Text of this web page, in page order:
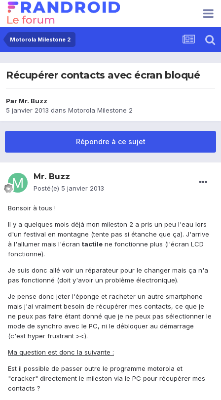
Motorola Milestone 2
Récupérer contacts avec écran bloqué
Par Mr. Buzz
5 janvier 2013 dans Motorola Milestone 2
Répondre à ce sujet
Mr. Buzz
Posté(e) 5 janvier 2013
Bonsoir à tous !
Il y a quelques mois déjà mon mileston 2 a pris un peu l'eau lors
d'un festival en montagne (tente pas si étanche que ça). J'arrive
à l'allumer mais l'écran tactile ne fonctionne plus (l'écran LCD
fonctionne).
Je suis donc allé voir un réparateur pour le changer mais ça n'a
pas fonctionné (doit y'avoir un problème électronique).
Je pense donc jeter l'éponge et racheter un autre smartphone
mais j'ai vraiment besoin de récupérer mes contacts, ce que je
ne peux pas faire étant donné que je ne peux pas sélectionner le
mode de synchro avec le PC, ni le débloquer au démarrage
(c'est hyper frustrant ><).
Ma question est donc la suivante :
Est il possible de passer outre le programme motorola et
"cracker" directement le mileston via le PC pour récupérer mes
contacts ?